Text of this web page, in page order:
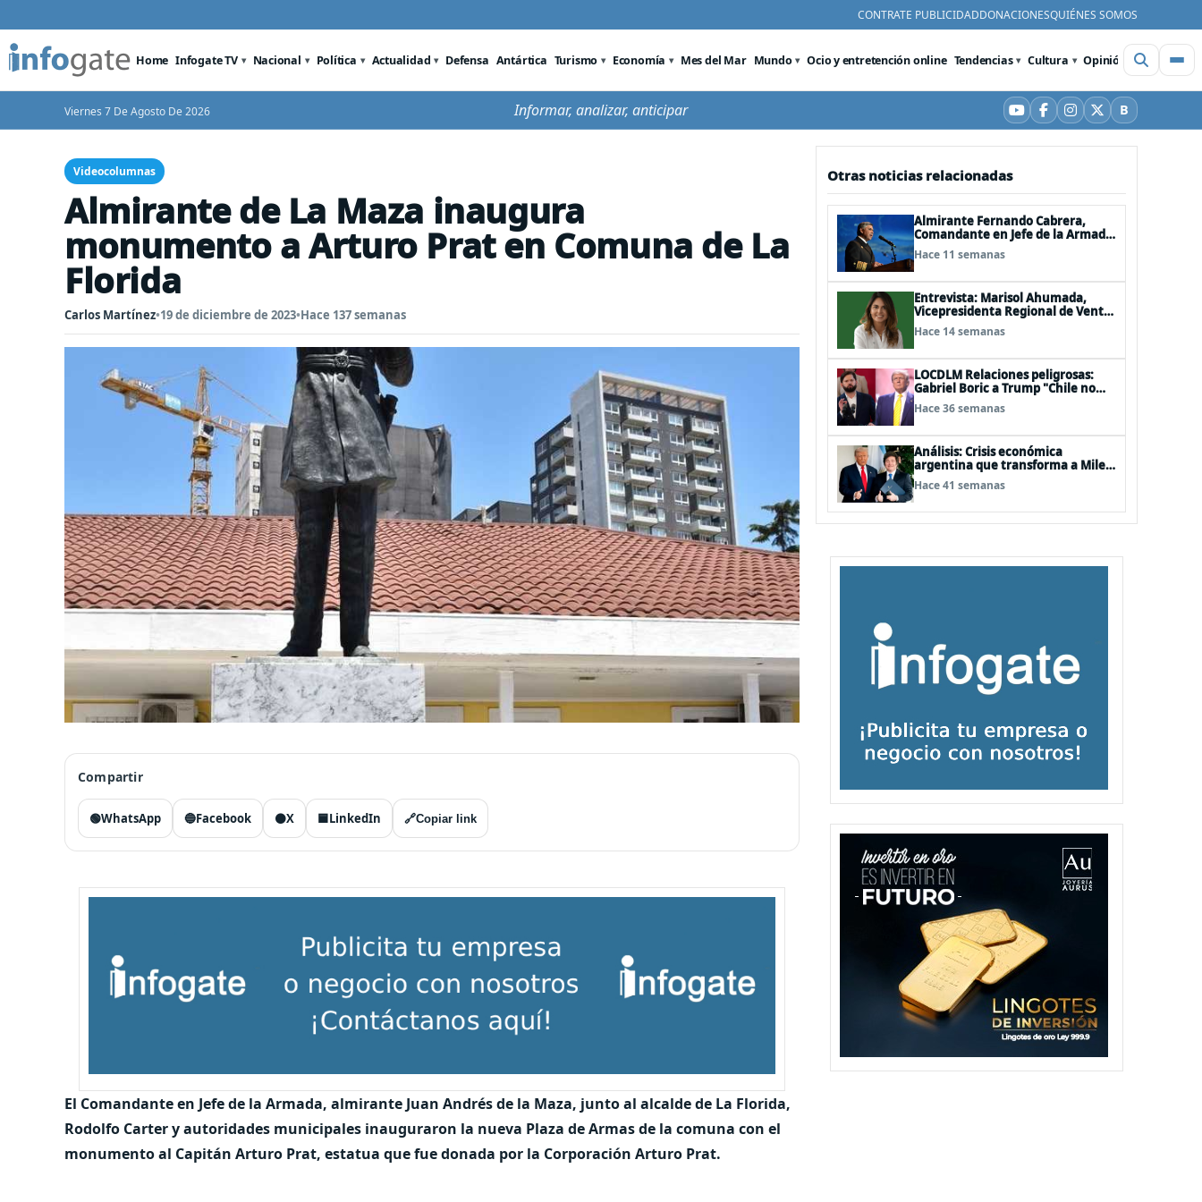
CONTRATE PUBLICIDADDONACIONESQUIÉNES SOMOS
Home Infogate TV Nacional Política Actualidad Defensa Antártica Turismo Economía Mes del Mar Mundo Ocio y entretención online Tendencias Cultura Opinión Videos
Viernes 7 De Agosto De 2026 Informar, analizar, anticipar YouTube
Facebook
Instagram
X BBluesky
Videocolumnas
Almirante de La Maza inaugura
monumento a Arturo Prat en Comuna de La
Florida
Carlos Martínez•19 de diciembre de 2023•Hace 137 semanas
Compartir
🟢WhatsApp 🔵Facebook ⚫X 🟦LinkedIn 🔗Copiar link
El Comandante en Jefe de la Armada, almirante Juan Andrés de la Maza, junto al alcalde de La Florida,
Rodolfo Carter y autoridades municipales inauguraron la nueva Plaza de Armas de la comuna con el
monumento al Capitán Arturo Prat, estatua que fue donada por la Corporación Arturo Prat.
Otras noticias relacionadas
Almirante Fernando Cabrera,
Comandante en Jefe de la Armada:
"Somos una nación Americana,
Polinésica y Antártica; bioceánica
definen en el mar"
Hace 11 semanas
Entrevista: Marisol Ahumada,
Vicepresidenta Regional de Ventas
de Herbalife para Centro y
Sudamérica
Hace 14 semanas
LOCDLM Relaciones peligrosas:
Gabriel Boric a Trump "Chile no
acepta ningún tipo de tutelaje"
Hace 36 semanas
Análisis: Crisis económica
argentina que transforma a Milei
solo en un mito
Hace 41 semanas